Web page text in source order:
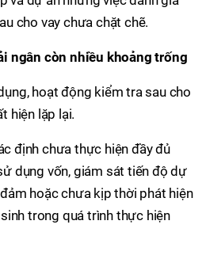
cho vay chưa chặt chẽ.
ngân còn nhiều khoảng trống
hoạt động kiểm tra sau cho
hiện lặp lại.
định chưa thực hiện đầy đủ
dụng vốn, giám sát tiến độ dự
hoặc chưa kịp thời phát hiện
trong quá trình thực hiện